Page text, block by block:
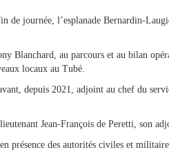
de journée, l’esplanade Bernardin-
Blanchard, au parcours et au bilan
locaux au Tubé.
depuis 2021, adjoint au chef du
Jean-François de Peretti, son
présence des autorités civiles et